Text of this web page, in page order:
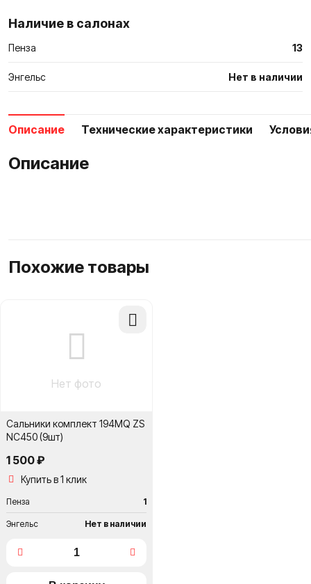
Наличие в салонах
Пенза 13
Энгельс Нет в наличии
Описание Технические характеристики
Описание
Похожие товары
Добавить
Нет фото
Сальники комплект 194MQ ZS
NC450 (9шт)
1 500 ₽
Купить в 1 клик
Пенза 1
Энгельс Нет в наличии